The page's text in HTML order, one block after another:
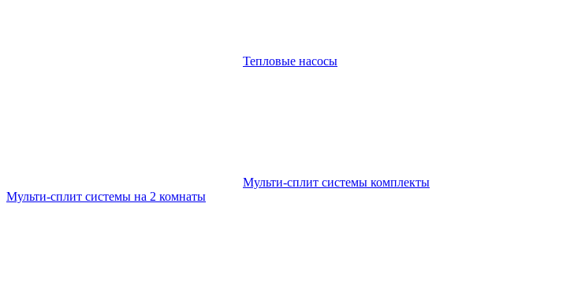
Тепловые насосы
Мульти-сплит системы комплекты
Мульти-сплит системы на 2 комнаты